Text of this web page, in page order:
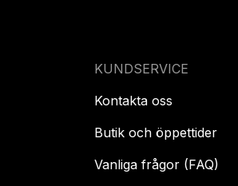
KUNDSERVICE
Kontakta oss
Butik och öppettider
Vanliga frågor (FAQ)